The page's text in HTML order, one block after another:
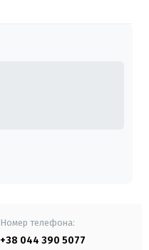
Номер телефона:
+38 044 390 5077